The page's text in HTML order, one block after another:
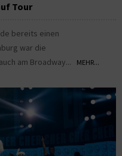
Tour
bereits einen
war die
am Broadway...
MEHR...